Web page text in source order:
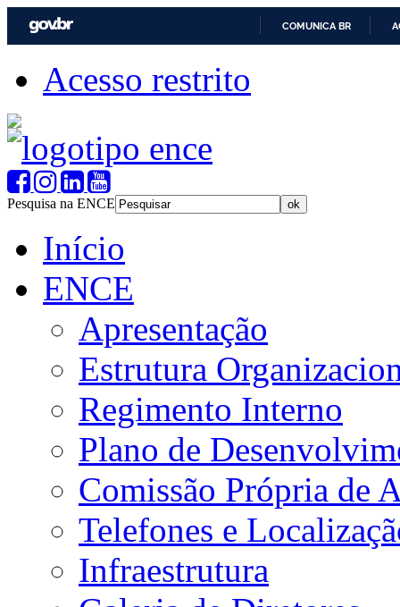
COMUNICA BR
Acesso restrito
Pesquisa na ENCE
Início
ENCE
Apresentação
Estrutura
Regimento Interno
Plano de
Comissão Própria de
Telefones e
Infraestrutura